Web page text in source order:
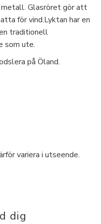
Glasröret gör att
för vind.Lyktan har en
traditionell
som ute.
på Öland.
variera i utseende.
dig